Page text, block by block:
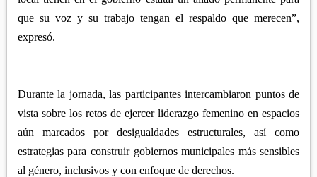
que su voz y su trabajo tengan el respaldo que merecen”,
expresó.
Durante la jornada, las participantes intercambiaron puntos de
vista sobre los retos de ejercer liderazgo femenino en espacios
aún marcados por desigualdades estructurales, así como
estrategias para construir gobiernos municipales más sensibles
al género, inclusivos y con enfoque de derechos.